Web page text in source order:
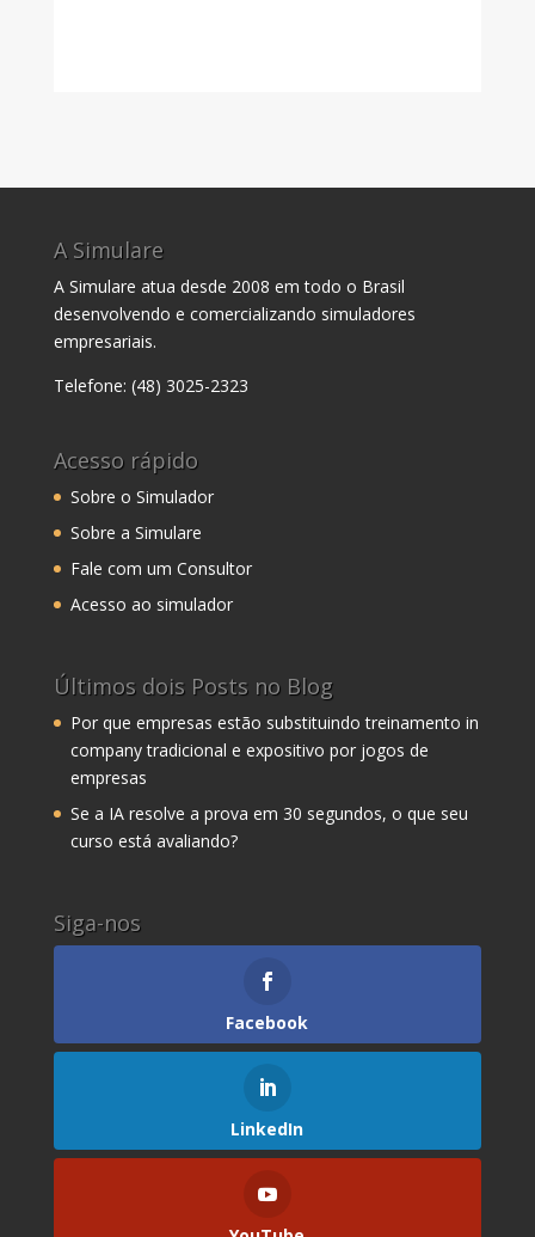
A Simulare
A Simulare atua desde 2008 em todo o Brasil
desenvolvendo e comercializando simuladores
empresariais.
Telefone: (48) 3025-2323
Acesso rápido
Sobre o Simulador
Sobre a Simulare
Fale com um Consultor
Acesso ao simulador
Últimos dois Posts no Blog
Por que empresas estão substituindo treinamento in
company tradicional e expositivo por jogos de
empresas
Se a IA resolve a prova em 30 segundos, o que seu
curso está avaliando?
Siga-nos
Facebook
LinkedIn